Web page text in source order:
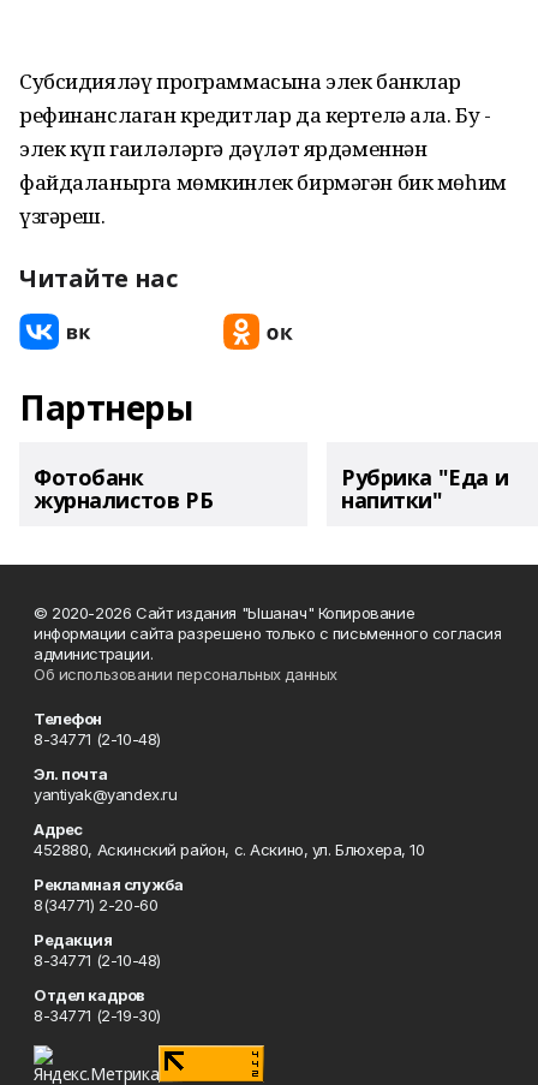
Субсидияләү программасына элек банклар
рефинанслаган кредитлар да кертелә ала. Бу -
элек күп гаиләләргә дәүләт ярдәменнән
файдаланырга мөмкинлек бирмәгән бик мөһим
үзгәреш.
Читайте нас
Партнеры
Фотобанк
журналистов РБ
Рубрика "Еда и
напитки"
© 2020-2026 Сайт издания "Ышанач" Копирование
информации сайта разрешено только с письменного согласия
администрации.
Об использовании персональных данных
Телефон
8-34771 (2-10-48)
Эл. почта
yantiyak@yandex.ru
Адрес
452880, Аскинский район, с. Аскино, ул. Блюхера, 10
Рекламная служба
8(34771) 2-20-60
Редакция
8-34771 (2-10-48)
Отдел кадров
8-34771 (2-19-30)